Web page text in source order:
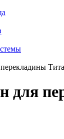
для